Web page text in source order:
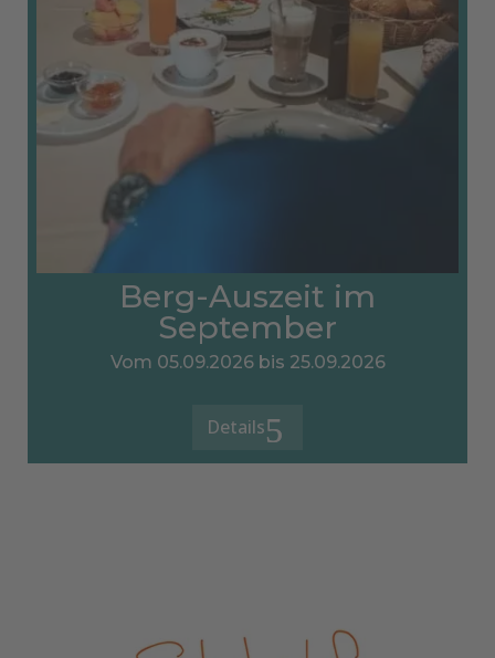
Berg-Auszeit im
September
Vom 05.09.2026 bis 25.09.2026
Details